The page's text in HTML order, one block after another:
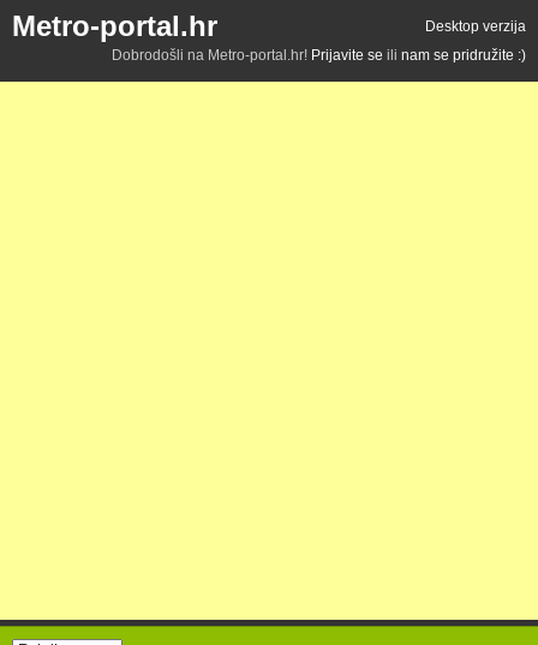
Metro-portal.hr
Desktop verzija
Dobrodošli na Metro-portal.hr! Prijavite se ili nam se pridružite :)